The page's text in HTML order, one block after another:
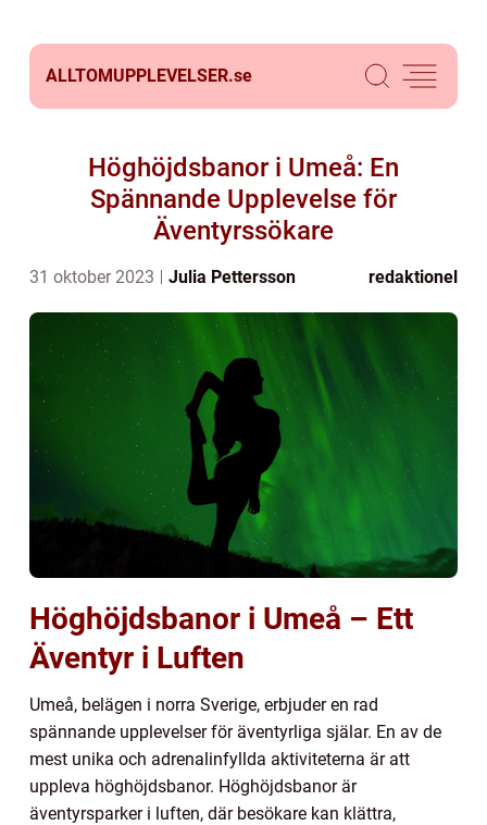
ALLTOMUPPLEVELSER.se
Höghöjdsbanor i Umeå: En
Spännande Upplevelse för
Äventyrssökare
31 oktober 2023 Julia Pettersson redaktionel
Höghöjdsbanor i Umeå – Ett
Äventyr i Luften
Umeå, belägen i norra Sverige, erbjuder en rad
spännande upplevelser för äventyrliga själar. En av de
mest unika och adrenalinfyllda aktiviteterna är att
uppleva höghöjdsbanor. Höghöjdsbanor är
äventyrsparker i luften, där besökare kan klättra,